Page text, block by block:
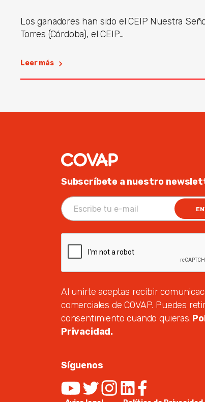
Los ganadores han sido el CEIP Nuestra
Torres (Córdoba), el CEIP...
Leer más
Subscríbete a nuestro
Al unirte aceptas recibir
comerciales de COVAP. Puedes
consentimiento cuando quieras.
Privacidad.
Síguenos